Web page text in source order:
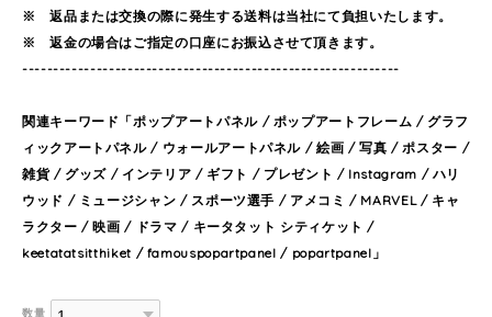
※ 返品または交換の際に発生する送料は当社にて負担いたします。
※ 返金の場合はご指定の口座にお振込させて頂きます。
-------------------------------------------------------------
関連キーワード「ポップアートパネル / ポップアートフレーム / グラフ
ィックアートパネル / ウォールアートパネル / 絵画 / 写真 / ポスター /
雑貨 / グッズ / インテリア / ギフト / プレゼント / Instagram / ハリ
ウッド / ミュージシャン / スポーツ選手 / アメコミ / MARVEL / キャ
ラクター / 映画 / ドラマ / キータタット シティケット /
keetatatsitthiket / famouspopartpanel / popartpanel」
数量